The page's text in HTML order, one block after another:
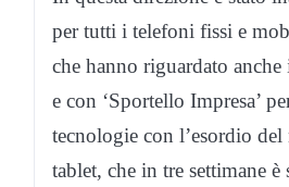
per tutti i telefoni fissi e
che hanno riguardato
e con ‘Sportello Impresa’
tecnologie con l’esordio
tablet, che in tre settimane